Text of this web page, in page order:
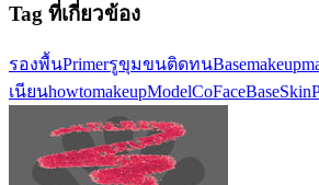
Tag ที่เกี่ยวข้อง
รองพื้นPrimerรูขุมขนติดทนBasemakeup
เนียนhowtomakeupModelCo